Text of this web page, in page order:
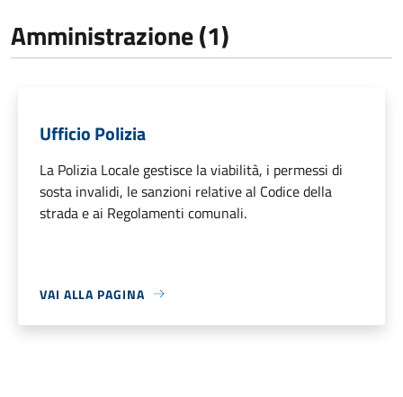
Amministrazione (1)
Ufficio Polizia
La Polizia Locale gestisce la viabilità, i permessi di
sosta invalidi, le sanzioni relative al Codice della
strada e ai Regolamenti comunali.
VAI ALLA PAGINA